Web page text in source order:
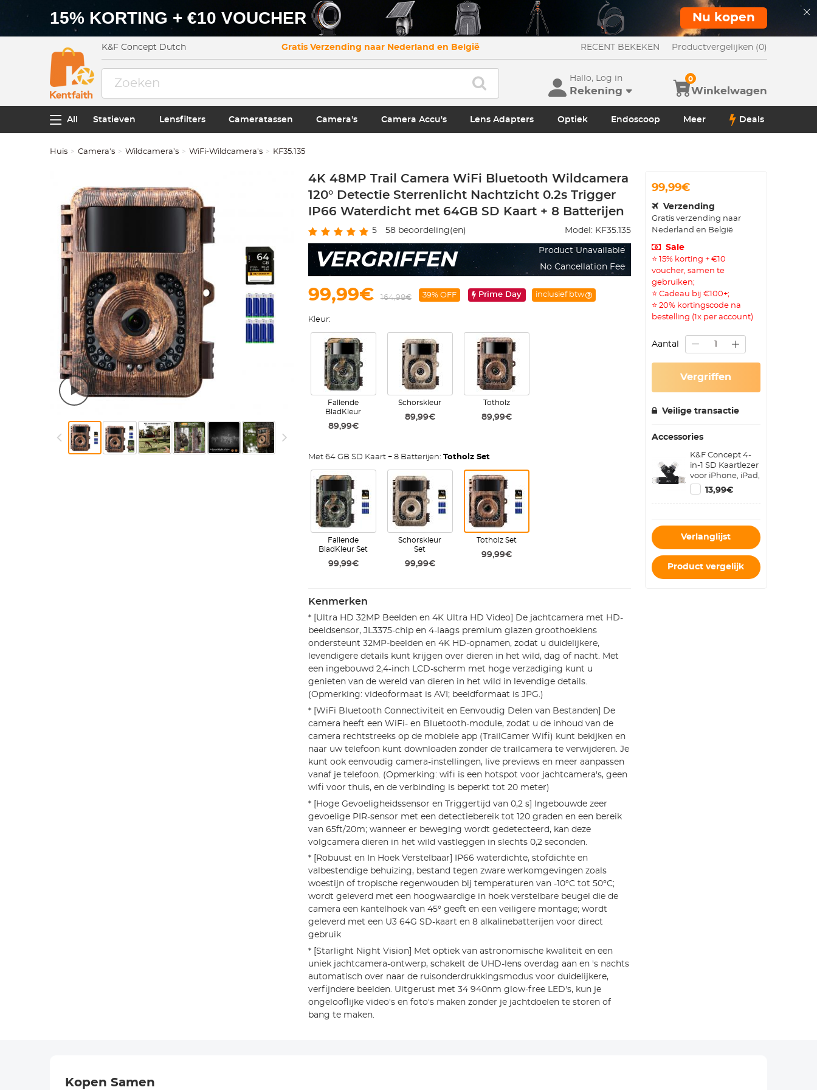
15% KORTING + €10 VOUCHER Nu kopen
K&F Concept Dutch Gratis Verzending naar Nederland en België RECENT BEKEKEN Productvergelijken (0)
Hallo, Log in
Rekening Winkelwagen
0
All Statieven Lensfilters Cameratassen Camera's Camera Accu's Lens Adapters Optiek Endoscoop Meer Deals
Huis Camera's Wildcamera’s WiFi-Wildcamera's KF35.135
4K 48MP Trail Camera WiFi Bluetooth Wildcamera
120° Detectie Sterrenlicht Nachtzicht 0.2s Trigger
IP66 Waterdicht met 64GB SD Kaart + 8 Batterijen
5 58beoordeling(en) Model: KF35.135
VERGRIFFEN
Product Unavailable
No Cancellation Fee
99,99€ 164,98€ 39% OFF Prime Day inclusief btw
Kleur:
Fallende
BladKleur
89,99€
Schorskleur
89,99€
Totholz
89,99€
Met 64 GB SD Kaart + 8 Batterijen: Totholz Set
Fallende
BladKleur Set
99,99€
Schorskleur
Set
99,99€
Totholz Set
99,99€
Kenmerken
* [Ultra HD 32MP Beelden en 4K Ultra HD Video] De jachtcamera met HD-
beeldsensor, JL3375-chip en 4-laags premium glazen groothoeklens
ondersteunt 32MP-beelden en 4K HD-opnamen, zodat u duidelijkere,
levendigere details kunt krijgen over dieren in het wild, dag of nacht. Met
een ingebouwd 2,4-inch LCD-scherm met hoge verzadiging kunt u
genieten van de wereld van dieren in het wild in levendige details.
(Opmerking: videoformaat is AVI; beeldformaat is JPG.)
* [WiFi Bluetooth Connectiviteit en Eenvoudig Delen van Bestanden] De
camera heeft een WiFi- en Bluetooth-module, zodat u de inhoud van de
camera rechtstreeks op de mobiele app (TrailCamer Wifi) kunt bekijken en
naar uw telefoon kunt downloaden zonder de trailcamera te verwijderen. Je
kunt ook eenvoudig camera-instellingen, live previews en meer aanpassen
vanaf je telefoon. (Opmerking: wifi is een hotspot voor jachtcamera's, geen
wifi voor thuis, en de verbinding is beperkt tot 20 meter)
* [Hoge Gevoeligheidssensor en Triggertijd van 0,2 s] Ingebouwde zeer
gevoelige PIR-sensor met een detectiebereik tot 120 graden en een bereik
van 65ft/20m; wanneer er beweging wordt gedetecteerd, kan deze
volgcamera dieren in het wild vastleggen in slechts 0,2 seconden.
* [Robuust en In Hoek Verstelbaar] IP66 waterdichte, stofdichte en
valbestendige behuizing, bestand tegen zware werkomgevingen zoals
woestijn of tropische regenwouden bij temperaturen van -10°C tot 50°C;
wordt geleverd met een hoogwaardige in hoek verstelbare beugel die de
camera een kantelhoek van 45° geeft en een veiligere montage; wordt
geleverd met een U3 64G SD-kaart en 8 alkalinebatterijen voor direct
gebruik
* [Starlight Night Vision] Met optiek van astronomische kwaliteit en een
uniek jachtcamera-ontwerp, schakelt de UHD-lens overdag aan en 's nachts
automatisch over naar de ruisonderdrukkingsmodus voor duidelijkere,
verfijndere beelden. Uitgerust met 34 940nm glow-free LED's, kun je
ongelooflijke video's en foto's maken zonder je jachtdoelen te storen of
bang te maken.
99,99€
Verzending
Gratis verzending naar
Nederland en België
Sale
⭐ 15% korting + €10
voucher, samen te
gebruiken;
⭐ Cadeau bij €100+;
⭐ 20% kortingscode na
bestelling (1x per account)
Aantal
Vergriffen
Veilige transactie
Accessories
K&F Concept 4-
in-1 SD Kaartlezer
voor iPhone, iPad,
Android, Mac en
Computer,
TF Kaarten,
Draagbare
Kaartadapter
13,99€
Verlanglijst
Product vergelijk
Kopen Samen